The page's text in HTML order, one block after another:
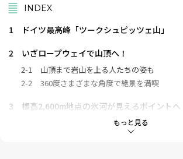
もっと見る
INDEX
1
ドイツ最高峰「ツークシュピッツェ山」
2
いざロープウェイで山頂へ！
2-1
山頂まで岩山を上る人たちの姿も
2-2
360度さまざまな角度で絶景を満喫
3 標高2,600m地点の氷河が見えるポイントへ
開放的な景色が広がる「ツークシュピッ